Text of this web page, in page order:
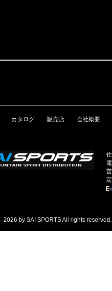
カタログ 販売店 会社概要
by SAI SPORTS All rights reserved.